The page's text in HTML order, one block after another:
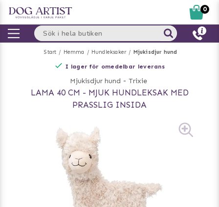
Start Hemma Hundleksaker Mjukisdjur hund
I lager för omedelbar leverans
Mjukisdjur hund - Trixie
LAMA 40 CM - MJUK HUNDLEKSAK MED
PRASSLIG INSIDA
0